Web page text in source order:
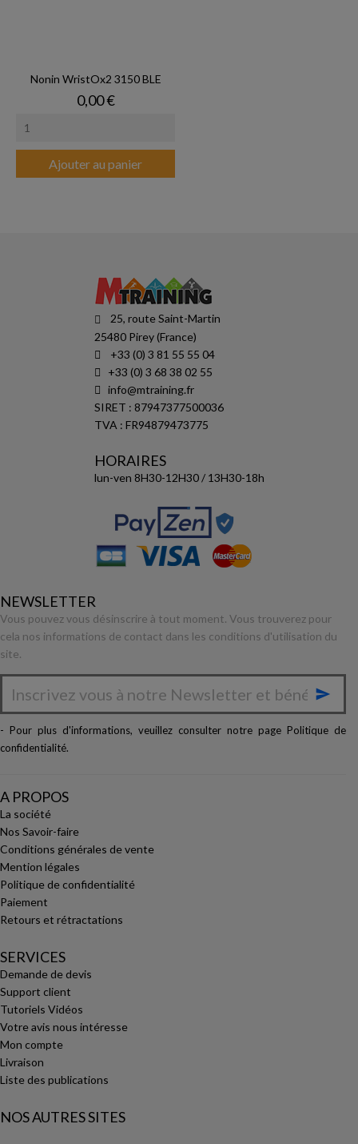
Nonin WristOx2 3150 BLE
Prix
0,00 €
Ajouter au panier
25, route Saint-Martin
25480 Pirey (France)
+33 (0) 3 81 55 55 04
+33 (0) 3 68 38 02 55
info@mtraining.fr
SIRET : 87947377500036
TVA : FR94879473775
HORAIRES
lun-ven 8H30-12H30 / 13H30-18h
NEWSLETTER
Vous pouvez vous désinscrire à tout moment. Vous trouverez pour
cela nos informations de contact dans les conditions d'utilisation du
site.

- Pour plus d'informations, veuillez consulter notre page Politique de
confidentialité.
A PROPOS
La société
Nos Savoir-faire
Conditions générales de vente
Mention légales
Politique de confidentialité
Paiement
Retours et rétractations
SERVICES
Demande de devis
Support client
Tutoriels Vidéos
Votre avis nous intéresse
Mon compte
Livraison
Liste des publications
NOS AUTRES SITES